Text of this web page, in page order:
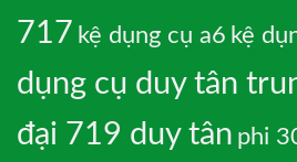
717 kệ dụng cụ a6 kệ
dụng cụ duy tân
đại 719 duy tân phi